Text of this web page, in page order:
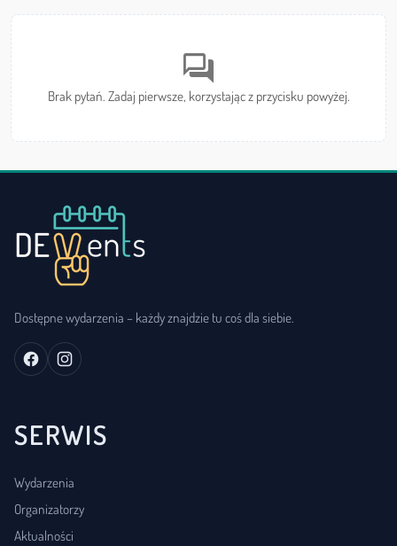
forum
Brak pytań. Zadaj pierwsze, korzystając z przycisku powyżej.
Dostępne wydarzenia – każdy znajdzie tu coś dla siebie.
SERWIS
Wydarzenia
Organizatorzy
Aktualności